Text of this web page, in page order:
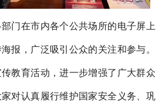
在市内各个公共场所的电子屏上
报，广泛吸引公众的关注和参与。
教育活动，进一步增强了广大群众
对认真履行维护国家安全义务、巩